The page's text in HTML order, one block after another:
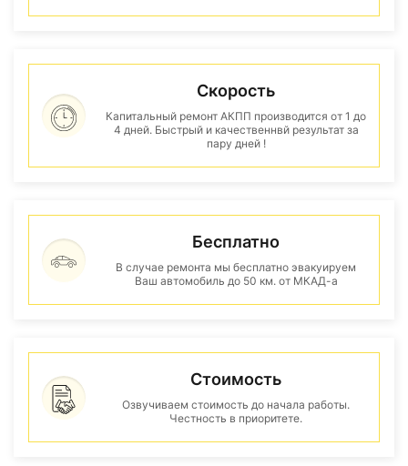
Скорость
Капитальный ремонт АКПП производится от 1 до
4 дней. Быстрый и качественнвй результат за
пару дней !
Бесплатно
В случае ремонта мы бесплатно эвакуируем
Ваш автомобиль до 50 км. от МКАД-а
Стоимость
Озвучиваем стоимость до начала работы.
Честность в приоритете.